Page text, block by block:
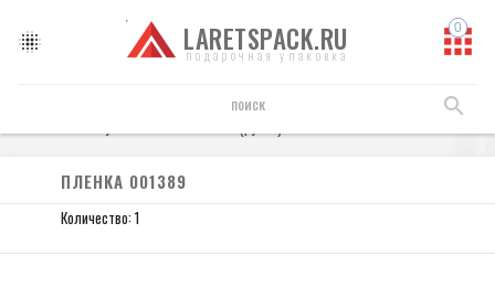
LARETSPACK.RU
подарочная упаковка
ПЛЕНКА 001389
Количество: 1